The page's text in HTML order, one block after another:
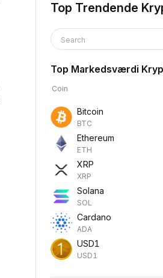
Top Trendende
Search
Top Markedsværdi
Coin
Bitcoin
BTC
Ethereum
ETH
XRP
XRP
Solana
SOL
Cardano
ADA
USD1
USD1